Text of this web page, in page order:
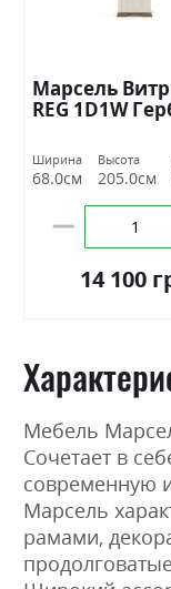
Марсель
REG 1D1W
Ширина
68.0см
Высота
205.0см
14 100
Мебель
Сочетает в
современную
Марсель
рамами,